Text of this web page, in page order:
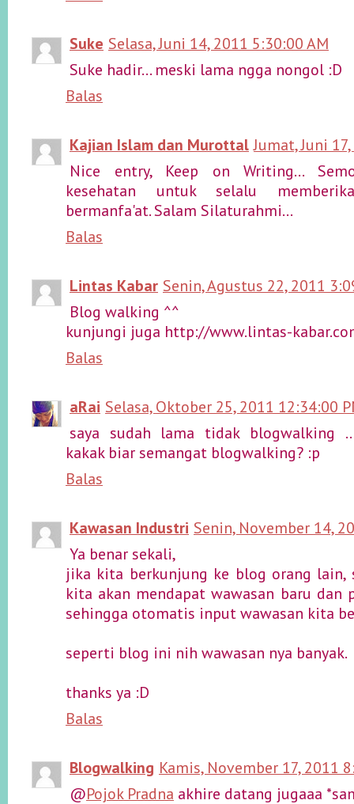
Suke Selasa, Juni 14, 2011 5:30:00 AM
Suke hadir... meski lama ngga nongol :D
Balas
Kajian Islam dan Murottal Jumat, Juni
Nice entry, Keep on Writing…
kesehatan untuk selalu
bermanfa'at. Salam Silaturahmi…
Balas
Lintas Kabar Senin, Agustus 22, 2011
Blog walking ^^
kunjungi juga http://www.lintas-
Balas
aRai Selasa, Oktober 25, 2011 12:34:00
saya sudah lama tidak blogwalking
kakak biar semangat blogwalking? :p
Balas
Kawasan Industri Senin, November 14,
Ya benar sekali,
jika kita berkunjung ke blog orang lain,
kita akan mendapat wawasan baru dan
sehingga otomatis input wawasan kita
seperti blog ini nih wawasan nya banyak.
thanks ya :D
Balas
Blogwalking Kamis, November 17, 2011
@Pojok Pradna akhire datang jugaaa